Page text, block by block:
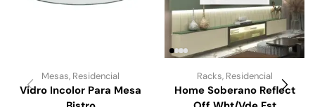
Mesas, Residencial
Vidro Incolor Para Mesa
Racks, Residencial
Home Soberano Reflect